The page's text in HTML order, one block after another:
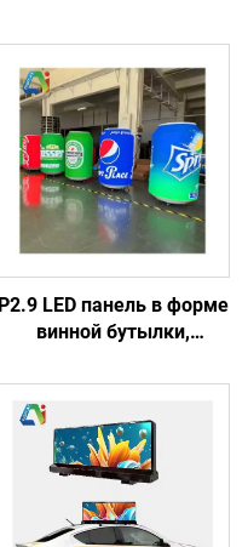
P2.9 LED панель в форме
винной бутылки,
индивидуальный
размер, круглый экран
для рекламы пива,
форма LED экрана